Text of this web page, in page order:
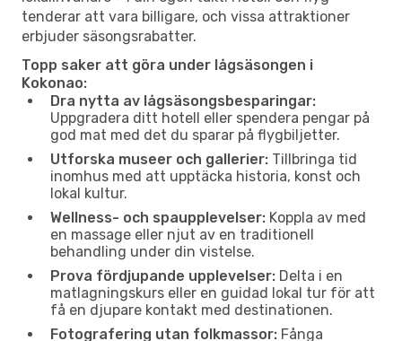
tenderar att vara billigare, och vissa attraktioner
erbjuder säsongsrabatter.
Topp saker att göra under lågsäsongen i
Kokonao:
Dra nytta av lågsäsongsbesparingar:
Uppgradera ditt hotell eller spendera pengar på
god mat med det du sparar på flygbiljetter.
Utforska museer och gallerier: Tillbringa tid
inomhus med att upptäcka historia, konst och
lokal kultur.
Wellness- och spaupplevelser: Koppla av med
en massage eller njut av en traditionell
behandling under din vistelse.
Prova fördjupande upplevelser: Delta i en
matlagningskurs eller en guidad lokal tur för att
få en djupare kontakt med destinationen.
Fotografering utan folkmassor: Fånga